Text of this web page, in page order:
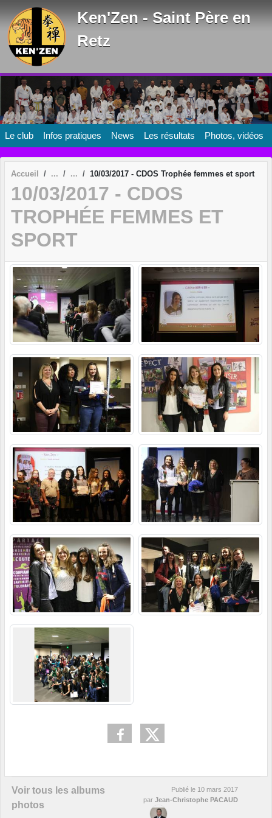
Ken'Zen - Saint Père en
Retz
Le club Infos pratiques News Les résultats Photos, vidéos
Accueil 10/03/2017 - CDOS Trophée femmes et sport
10/03/2017 - CDOS
TROPHÉE FEMMES ET
SPORT
Voir tous les albums
photos
Publié le 10 mars 2017
par Jean-Christophe PACAUD
Panneau de gestion des cookies